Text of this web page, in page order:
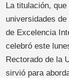
La titulación,
universidades
de Excelencia
celebró este
Rectorado de la
sirvió para